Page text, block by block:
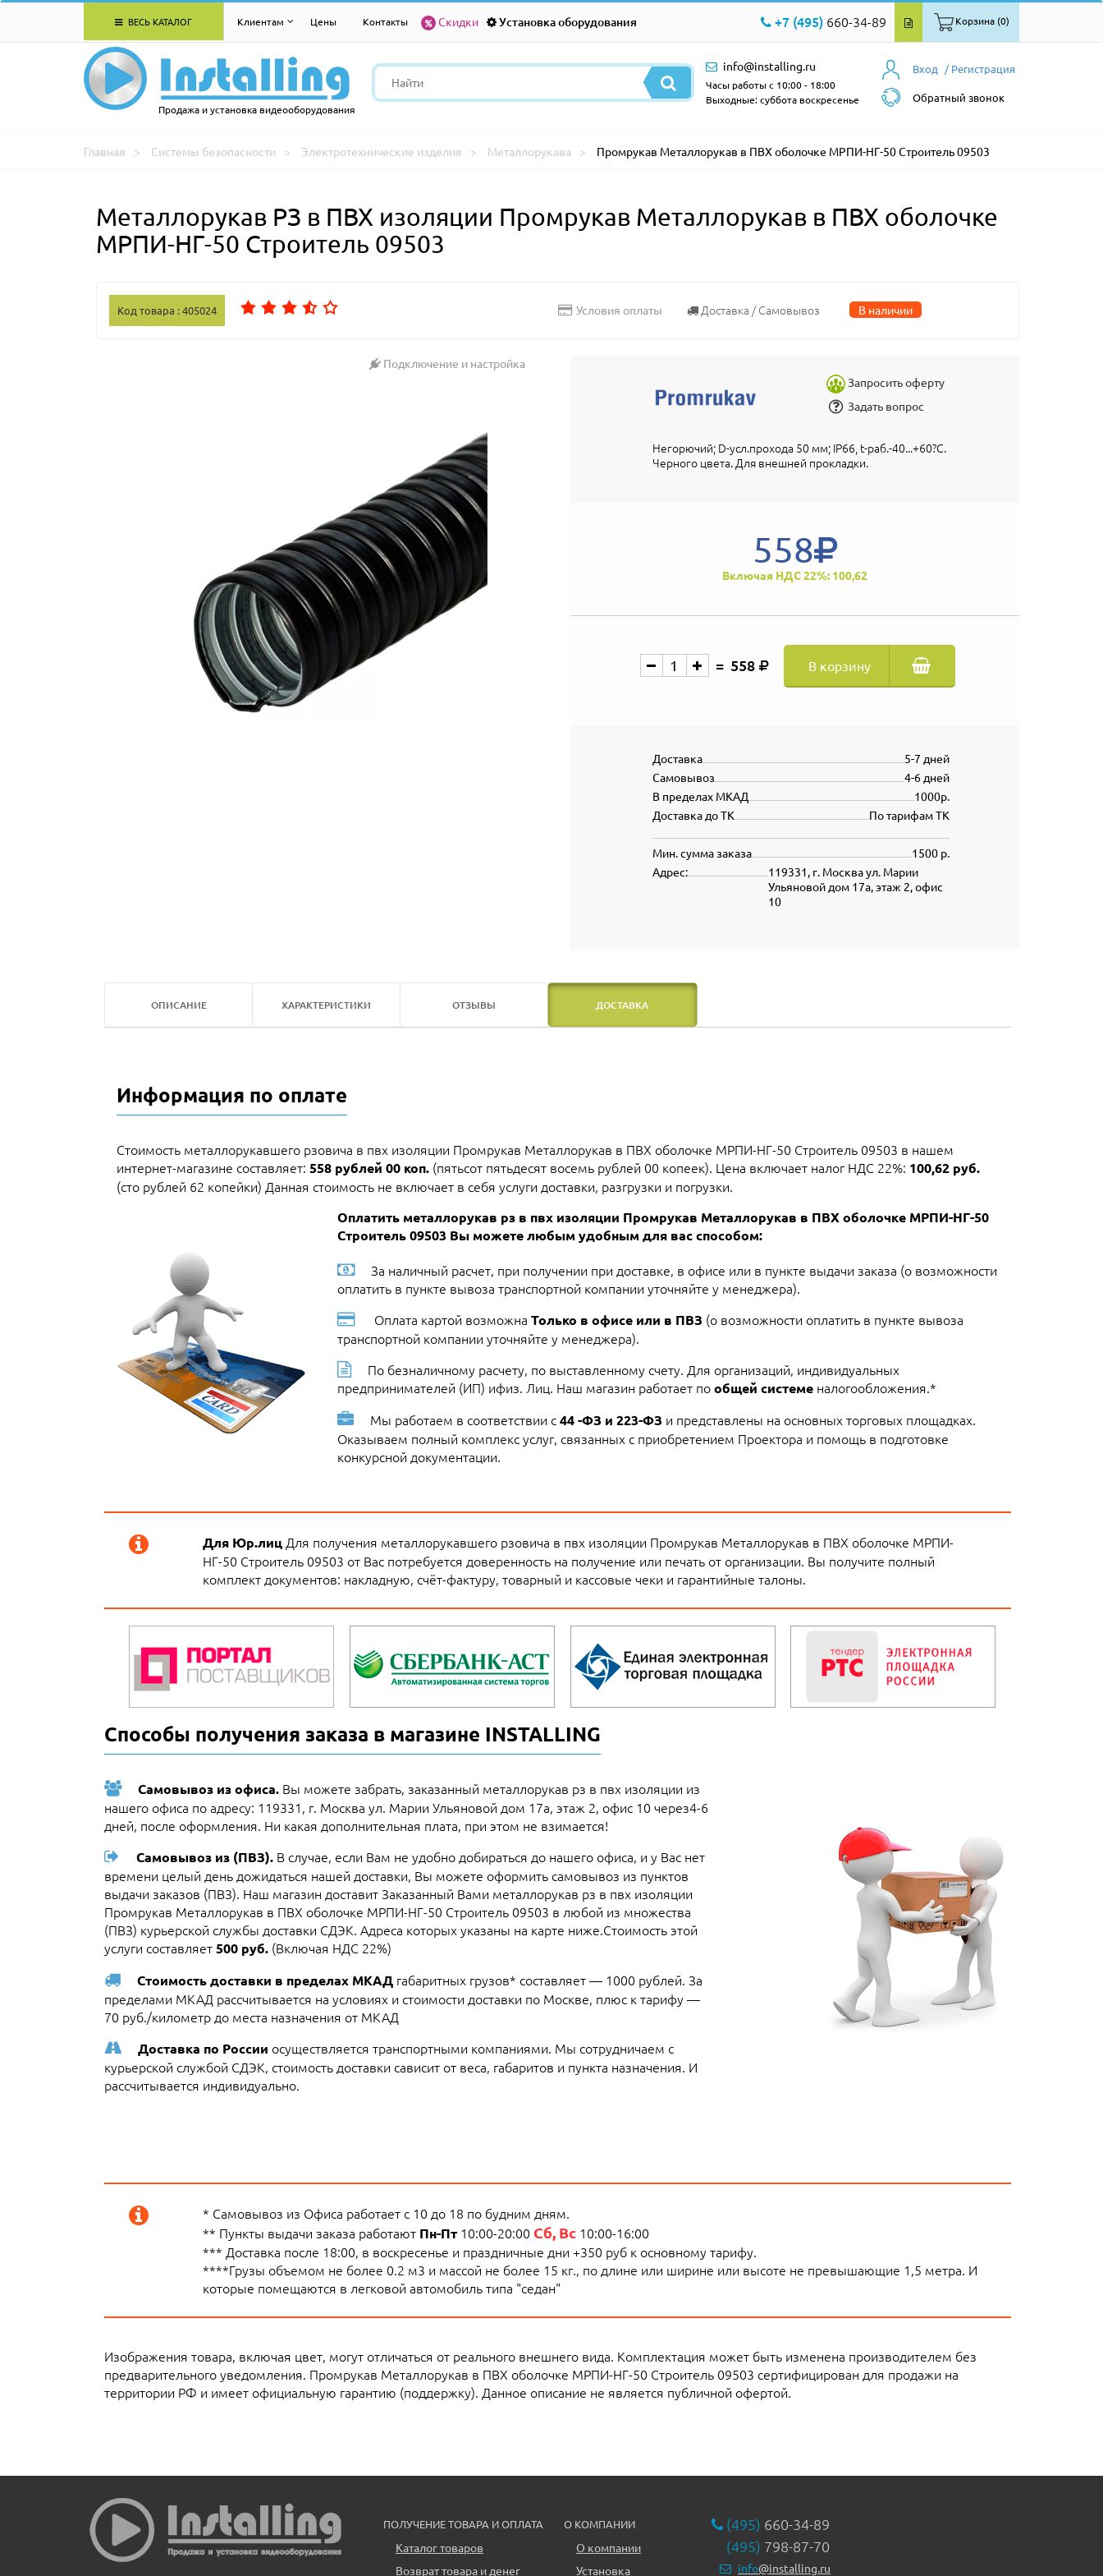
ВЕСЬ КАТАЛОГ Клиентам Цены Контакты Скидки Установка оборудования +7 (495) 660-34-89 Корзина (0)
Продажа и установка видеооборудования
Вход / Регистрация
Обратный звонок
info@installing.ru
Часы работы с 10:00 - 18:00
Выходные: суббота воскресенье
Главная Системы безопасности Электротехнические изделия Металлорукава Промрукав Металлорукав в ПВХ оболочке МРПИ-НГ-50 Строитель 09503
Металлорукав РЗ в ПВХ изоляции Промрукав Металлорукав в ПВХ оболочке
МРПИ-НГ-50 Строитель 09503
Код товара : 405024 Условия оплаты Доставка / Самовывоз В наличии
Подключение и настройка
Запросить оферту
Задать вопрос
Негорючий; D-усл.прохода 50 мм; IP66, t-раб.-40...+60?С.
Черного цвета. Для внешней прокладки.
558
Включая НДС 22%: 100,62
558 В корзину
5-7 дней
Доставка
4-6 дней
Самовывоз
1000р.
В пределах МКАД
По тарифам ТК
Доставка до ТК
1500 р.
Мин. сумма заказа
119331, г. Москва ул. Марии
Ульяновой дом 17а, этаж 2, офис
10
Адрес:
ОПИСАНИЕ ХАРАКТЕРИСТИКИ ОТЗЫВЫ ДОСТАВКА
Информация по оплате
Стоимость металлорукавшего рзовича в пвх изоляции Промрукав Металлорукав в ПВХ оболочке МРПИ-НГ-50 Строитель 09503 в нашем
интернет-магазине составляет: 558 рублей 00 коп. (пятьсот пятьдесят восемь рублей 00 копеек). Цена включает налог НДС 22%: 100,62 руб.
(сто рублей 62 копейки) Данная стоимость не включает в себя услуги доставки, разгрузки и погрузки.
Оплатить металлорукав рз в пвх изоляции Промрукав Металлорукав в ПВХ оболочке МРПИ-НГ-50
Строитель 09503 Вы можете любым удобным для вас способом:
За наличный расчет, при получении при доставке, в офисе или в пункте выдачи заказа (о возможности
оплатить в пункте вывоза транспортной компании уточняйте у менеджера).
Оплата картой возможна Только в офисе или в ПВЗ (о возможности оплатить в пункте вывоза
транспортной компании уточняйте у менеджера).
По безналичному расчету, по выставленному счету. Для организаций, индивидуальных
предпринимателей (ИП) ифиз. Лиц. Наш магазин работает пообщей системеналогообложения.*
Мы работаем в соответствии с44 -ФЗ и 223-ФЗ и представлены на основных торговых площадках.
Оказываем полный комплекс услуг, связанных с приобретением Проектора и помощь в подготовке
конкурсной документации.
Для Юр.лицДля получения металлорукавшего рзовича в пвх изоляции Промрукав Металлорукав в ПВХ оболочке МРПИ-
НГ-50 Строитель 09503 от Вас потребуется доверенность на получение или печать от организации. Вы получите полный
комплект документов: накладную, счёт-фактуру, товарный и кассовые чеки и гарантийные талоны.
Способы получения заказа в магазине INSTALLING
Самовывоз из офиса. Вы можете забрать, заказанный металлорукав рз в пвх изоляции из
нашего офиса по адресу: 119331, г. Москва ул. Марии Ульяновой дом 17а, этаж 2, офис 10 через4-6
дней, после оформления. Ни какая дополнительная плата, при этом не взимается!
Самовывоз из (ПВЗ). В случае, если Вам не удобно добираться до нашего офиса, и у Вас нет
времени целый день дожидаться нашей доставки, Вы можете оформить самовывоз из пунктов
выдачи заказов (ПВЗ). Наш магазин доставит Заказанный Вами металлорукав рз в пвх изоляции
Промрукав Металлорукав в ПВХ оболочке МРПИ-НГ-50 Строитель 09503 в любой из множества
(ПВЗ) курьерской службы доставки СДЭК. Адреса которых указаны на карте ниже.Стоимость этой
услуги составляет500 руб. (Включая НДС 22%)
Стоимость доставки в пределах МКАД габаритных грузов* составляет — 1000 рублей. За
пределами МКАД рассчитывается на условиях и стоимости доставки по Москве, плюс к тарифу —
70 руб./километр до места назначения от МКАД
Доставка по России осуществляется транспортными компаниями. Мы сотрудничаем с
курьерской службой СДЭК, стоимость доставки сависит от веса, габаритов и пункта назначения. И
рассчитывается индивидуально.
* Самовывоз из Офиса работает с 10 до 18 по будним дням.
** Пункты выдачи заказа работают Пн-Пт10:00-20:00 Сб, Вс10:00-16:00
*** Доставка после 18:00, в воскресенье и праздничные дни +350 руб к основному тарифу.
****Грузы объемом не более 0.2 м3 и массой не более 15 кг., по длине или ширине или высоте не превышающие 1,5 метра. И
которые помещаются в легковой автомобиль типа "седан"
Изображения товара, включая цвет, могут отличаться от реального внешнего вида. Комплектация может быть изменена производителем без
предварительного уведомления. Промрукав Металлорукав в ПВХ оболочке МРПИ-НГ-50 Строитель 09503 сертифицирован для продажи на
территории РФ и имеет официальную гарантию (поддержку). Данное описание не является публичной офертой.
ПОЛУЧЕНИЕ ТОВАРА И ОПЛАТА
Каталог товаров
Возврат товара и денег
О КОМПАНИИ
О компании
Установка
(495) 660-34-89
(495) 798-87-70
info@installing.ru